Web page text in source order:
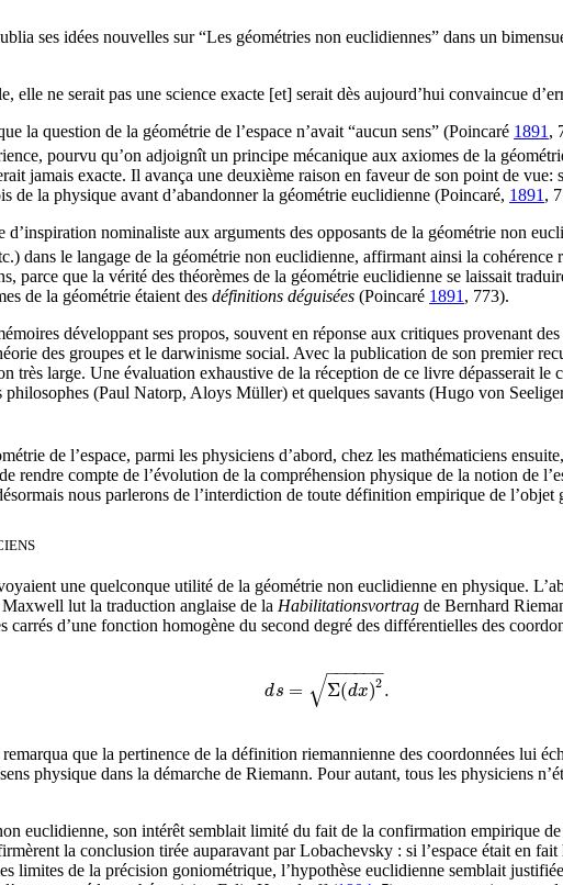
ses idées nouvelles sur “Les géométries non euclidiennes” dans un
elle ne serait pas une science exacte [et] serait dès aujourd’hui convaincue
la question de la géométrie de l’espace n’avait “aucun sens” (Poincaré 1891 ,
pourvu qu’on adjoignît un principe mécanique aux axiomes de la
jamais exacte. Il avança une deuxième raison en faveur de son point de
de la physique avant d’abandonner la géométrie euclidienne (Poincaré, 1891 ,
nominaliste aux arguments des opposants de la géométrie non
dans le langage de la géométrie non euclidienne, affirmant ainsi la cohérence
parce que la vérité des théorèmes de la géométrie euclidienne se laissait
de la géométrie étaient des définitions déguisées (Poincaré 1891, 773).
développant ses propos, souvent en réponse aux critiques provenant
des groupes et le darwinisme social. Avec la publication de son premier
très large. Une évaluation exhaustive de la réception de ce livre dépasserait le
(Paul Natorp, Aloys Müller) et quelques savants (Hugo von
de l’espace, parmi les physiciens d’abord, chez les mathématiciens
rendre compte de l’évolution de la compréhension physique de la notion de
nous parlerons de l’interdiction de toute définition empirique de l’objet
une quelconque utilité de la géométrie non euclidienne en physique.
lut la traduction anglaise de la Habilitationsvortrag de Bernhard
carrés d’une fonction homogène du second degré des différentielles des
ds = Σ(dx)2
− −
−−−−
√ .
ds=\sqrt{\Sigma(dx)^{2}}.
que la pertinence de la définition riemannienne des coordonnées lui
physique dans la démarche de Riemann. Pour autant, tous les physiciens
euclidienne, son intérêt semblait limité du fait de la confirmation empirique
la conclusion tirée auparavant par Lobachevsky : si l’espace était en
limites de la précision goniométrique, l’hypothèse euclidienne semblait